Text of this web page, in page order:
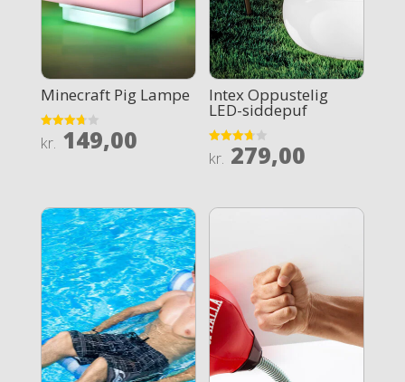
Minecraft Pig Lampe
Rated
3.7
kr. 149,00
Intex Oppustelig
LED-siddepuf
Rated
3.7
kr. 279,00